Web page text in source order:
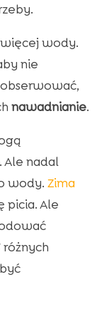
wody.
nie
nawadnianie.
nadal
wody. Zima
picia. Ale